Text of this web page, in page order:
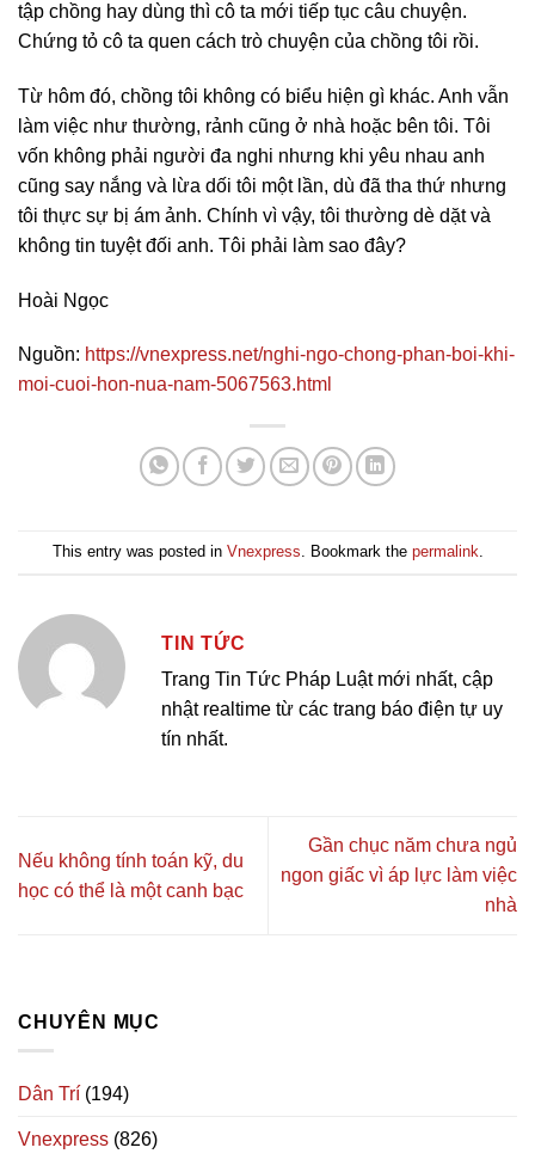
tập chồng hay dùng thì cô ta mới tiếp tục câu chuyện.
Chứng tỏ cô ta quen cách trò chuyện của chồng tôi rồi.
Từ hôm đó, chồng tôi không có biểu hiện gì khác. Anh vẫn
làm việc như thường, rảnh cũng ở nhà hoặc bên tôi. Tôi
vốn không phải người đa nghi nhưng khi yêu nhau anh
cũng say nắng và lừa dối tôi một lần, dù đã tha thứ nhưng
tôi thực sự bị ám ảnh. Chính vì vậy, tôi thường dè dặt và
không tin tuyệt đối anh. Tôi phải làm sao đây?
Hoài Ngọc
Nguồn: https://vnexpress.net/nghi-ngo-chong-phan-boi-khi-
moi-cuoi-hon-nua-nam-5067563.html
This entry was posted in Vnexpress . Bookmark the permalink
TIN TỨC
Trang Tin Tức Pháp Luật mới nhất, cập
nhật realtime từ các trang báo điện tự uy
tín nhất.
Nếu không tính toán kỹ, du
học có thể là một canh bạc
Gần chục năm chưa ngủ
ngon giấc vì áp lực làm việc
nhà
CHUYÊN MỤC
Dân Trí (194)
Vnexpress (826)